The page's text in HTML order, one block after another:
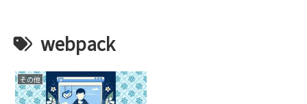
webpack
その他